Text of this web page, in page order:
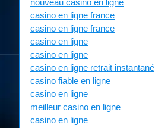
nouveau casino en ligne
casino en ligne france
casino en ligne france
casino en ligne
casino en ligne
casino en ligne retrait instantané
casino fiable en ligne
casino en ligne
meilleur casino en ligne
casino en ligne